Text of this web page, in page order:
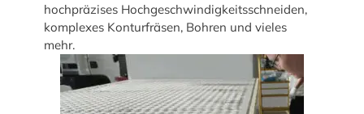
hochpräzises Hochgeschwindigkeitsschneiden,
komplexes Konturfräsen, Bohren und vieles
mehr.